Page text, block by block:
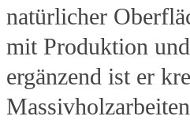
natürlicher
mit Produktion
ergänzend ist er